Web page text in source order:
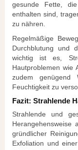
gesunde Fette,
enthalten sind,
zu nähren.
Regelmäßige
Durchblutung und
wichtig ist es,
Hautproblemen wie
zudem
Feuchtigkeit zu
Fazit: Strahlende
Strahlende und
Herangehensweise
gründlicher
Exfoliation und